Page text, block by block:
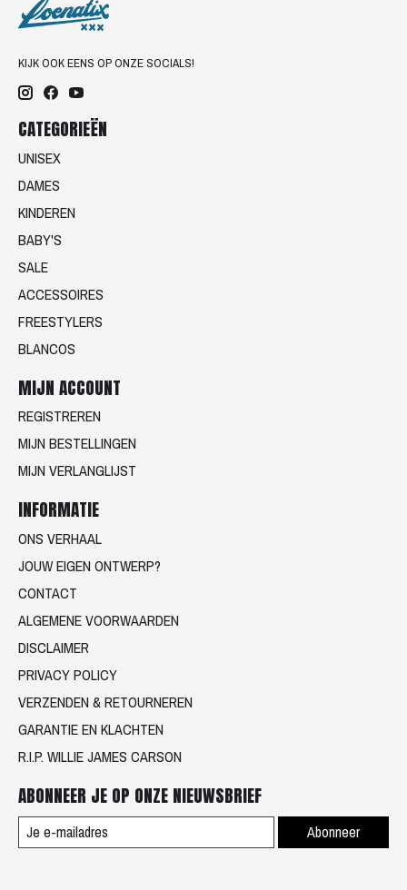
KIJK OOK EENS OP ONZE SOCIALS!
CATEGORIEËN
UNISEX
DAMES
KINDEREN
BABY'S
SALE
ACCESSOIRES
FREESTYLERS
BLANCOS
MIJN ACCOUNT
REGISTREREN
MIJN BESTELLINGEN
MIJN VERLANGLIJST
INFORMATIE
ONS VERHAAL
JOUW EIGEN ONTWERP?
CONTACT
ALGEMENE VOORWAARDEN
DISCLAIMER
PRIVACY POLICY
VERZENDEN & RETOURNEREN
GARANTIE EN KLACHTEN
R.I.P. WILLIE JAMES CARSON
ABONNEER JE OP ONZE NIEUWSBRIEF
Abonneer